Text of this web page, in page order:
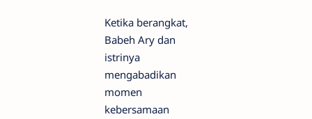
Ketika berangkat,
Babeh Ary dan
istrinya
mengabadikan
momen
kebersamaan